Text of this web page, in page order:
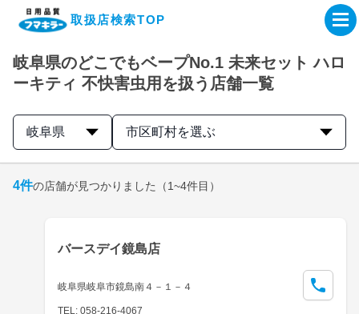
取扱店検索TOP
企業・IR情報サイト
製品情報サイト
取扱店検索はこちら
岐阜県のどこでもベープNo.1 未来セット ハロ
ーキティ 不快害虫用を扱う店舗一覧
岐阜県 市区町村を選ぶ
4件の店舗が見つかりました （1~4件目）
バースデイ鏡島店
岐阜県岐阜市鏡島南４－１－４
TEL: 058-216-4067